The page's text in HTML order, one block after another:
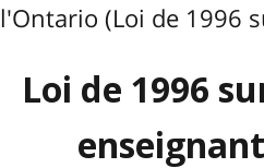
l'Ontario (Loi de 1996
Loi de 1996